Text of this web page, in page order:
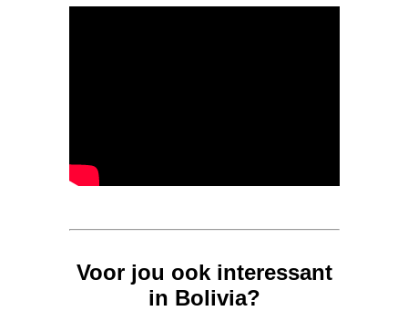
Voor jou ook interessant
in Bolivia?